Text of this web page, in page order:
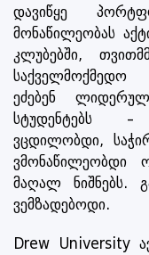
დავიწყე
მონაწილეობას
კლუბებში,
საქველმოქმედო
ეძებენ
სტუდენტებს –
ვცდილობდი,
ვმონაწილეობდი
მაღალ ნიშნებს.
ვემზადებოდი.
Drew University